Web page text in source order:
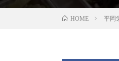
HOME 平岡